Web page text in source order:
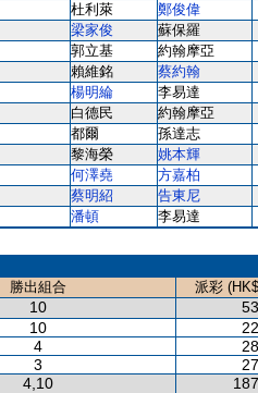
杜利萊 鄭俊偉
梁家俊 蘇保羅
郭立基 約翰摩亞
賴維銘 蔡約翰
楊明綸 李易達
白德民 約翰摩亞
都爾 孫達志
黎海榮 姚本輝
何澤堯 方嘉柏
蔡明紹 告東尼
潘頓
李易達
勝出組合
派彩
10
10
4
3
4,10